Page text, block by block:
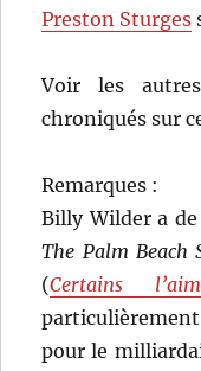
Preston Sturges
Voir les
chroniqués sur
Remarques :
Billy Wilder a
The Palm Beach
(Certains
pour le